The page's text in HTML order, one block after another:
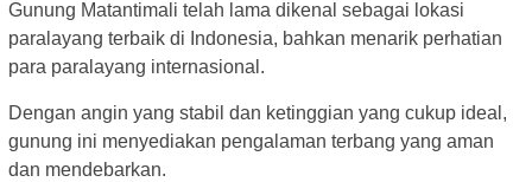
Gunung Matantimali telah lama dikenal sebagai lokasi
paralayang terbaik di Indonesia, bahkan menarik perhatian
para paralayang internasional.
Dengan angin yang stabil dan ketinggian yang cukup ideal,
gunung ini menyediakan pengalaman terbang yang aman
dan mendebarkan.